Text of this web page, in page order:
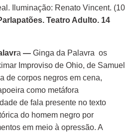
Iluminação: Renato Vincent. (10
Teatro Adulto. 14
a — Ginga da Palavra os
Improviso de Ohio, de Samuel
de corpos negros em cena,
como metáfora
de fala presente no texto
do homem negro por
em meio à opressão. A